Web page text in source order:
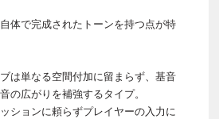
体で完成されたトーンを持つ点が特
は単なる空間付加に留まらず、基音
の広がりを補強するタイプ。
ションに頼らずプレイヤーの入力に